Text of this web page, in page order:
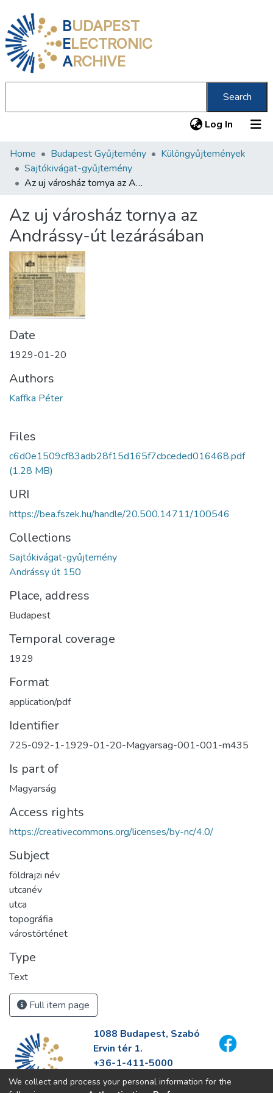
BUDAPEST
ELECTRONIC
ARCHIVE
Search
Log In (current)
Communities & Collections
All of DSpace
About us
Home Budapest Gyűjtemény
Különgyűjtemények
Sajtókivágat-gyűjtemény
Az uj városház tornya az Andrássy-út lezárásában
Az uj városház tornya az
Andrássy-út lezárásában
Date
1929-01-20
Authors
Kaffka Péter
Files
c6d0e1509cf83adb28f15d165f7cbceded016468.pdf
(1.28 MB)
URI
https://bea.fszek.hu/handle/20.500.14711/100546
Collections
Sajtókivágat-gyűjtemény
Andrássy út 150
Place, address
Budapest
Temporal coverage
1929
Format
application/pdf
Identifier
725-092-1-1929-01-20-Magyarsag-001-001-m435
Is part of
Magyarság
Access rights
https://creativecommons.org/licenses/by-nc/4.0/
Subject
földrajzi név
utcanév
utca
topográfia
várostörténet
Type
Text
Full item page
1088 Budapest, Szabó
Ervin tér 1.
+36-1-411-5000
info@fszek.hu
We collect and process your personal information for the